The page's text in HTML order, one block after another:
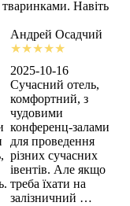
Навіть
Андрей Осадчий
2025-10-16
Сучасний отель,
комфортний, з
чудовими
конференц-залами
для проведення
різних сучасних
івентів. Але якщо
треба їхати на
залізничний …